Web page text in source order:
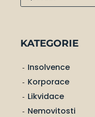
KATEGORIE
Insolvence
Korporace
Likvidace
Nemovitosti